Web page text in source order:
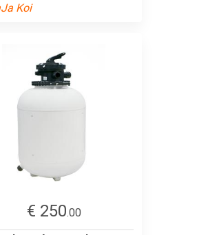
Koi
€ 250.00